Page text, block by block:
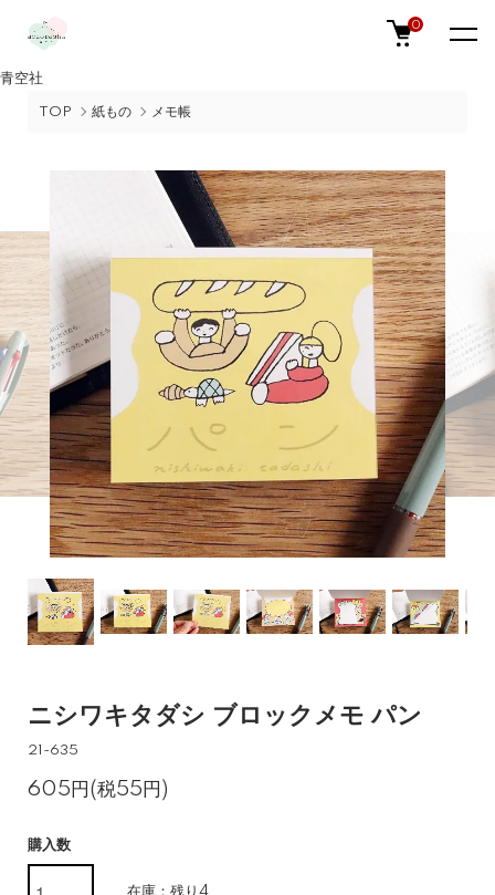
青空社
0
TOP 紙もの メモ帳
ニシワキタダシ ブロックメモ パン
21-635
605円(税55円)
購入数
在庫：残り4